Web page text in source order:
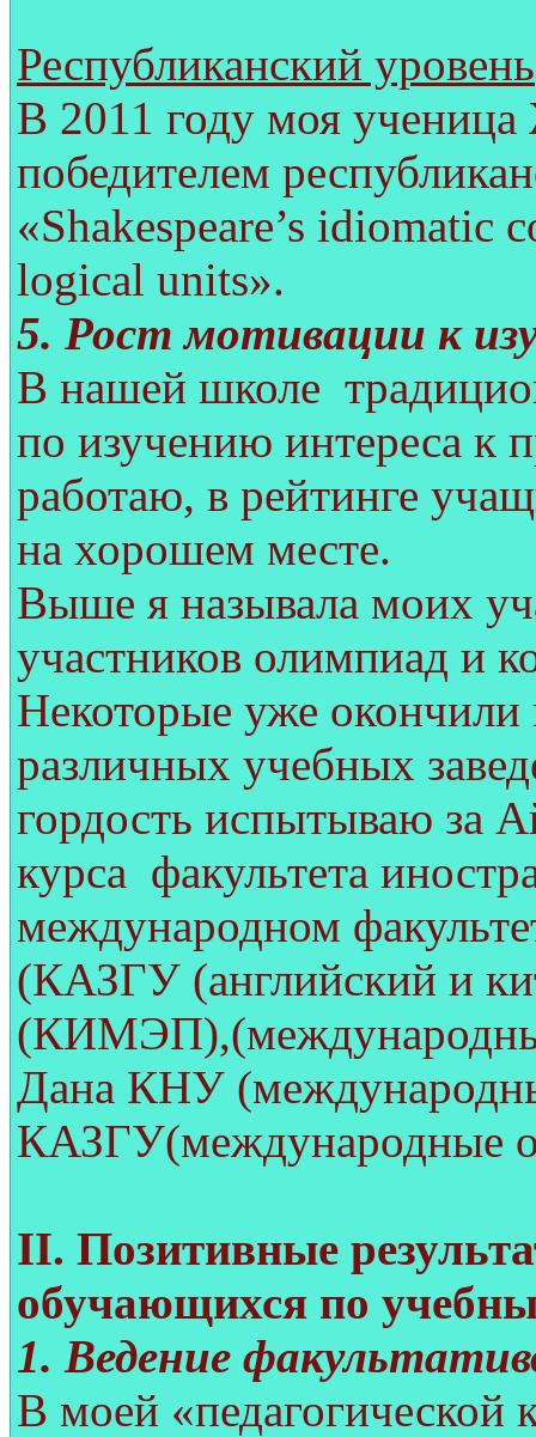
Республиканский уровень
В 2011 году моя ученица
победителем
«Shakespeare’s idiomatic
logical units».
5. Рост мотивации к
В нашей школе
по изучению интереса к
работаю, в рейтинге
на хорошем месте.
Выше я называла моих
участников олимпиад и
Некоторые уже
различных учебных
гордость испытываю за
курса факультета
международном
(КАЗГУ (английский и
Дана КНУ
КАЗГУ(международные
II. Позитивные
обучающихся по
1. Ведение
В моей «педагогической